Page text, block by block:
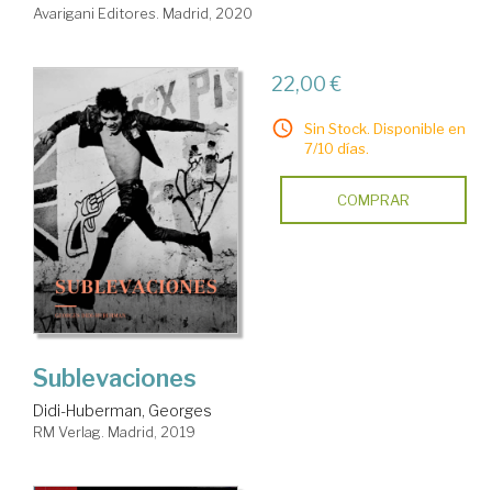
Avarigani Editores. Madrid, 2020
22,00 €
Sin Stock. Disponible en
7/10 días.
COMPRAR
Sublevaciones
Didi-Huberman, Georges
RM Verlag. Madrid, 2019